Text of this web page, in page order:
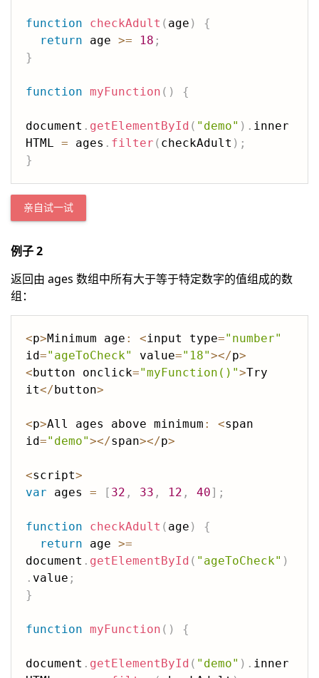
function checkAdult ( age )
{
return age >= 18 ;
}
function myFunction ( ) {
document . getElementById ( "demo" ) . inner
HTML = ages . filter ( checkAdult ) ;
}
亲自试一试
例子 2
返回由 ages 数组中所有大于等于特定数字的值组成的数
组：
<p>Minimum age : <input type="number"
id="ageToCheck" value="18"></p>
<button onclick="myFunction()">Try
it</button>
<p>All ages above minimum : <span
id="demo"></span></p>
<script>
var ages = [ 32 , 33 , 12 , 40] ;
function checkAdult ( age )
{
return age >=
document . getElementById ( "ageToCheck" )
. value ;
}
function myFunction ( ) {
document . getElementById ( "demo" ) . inner